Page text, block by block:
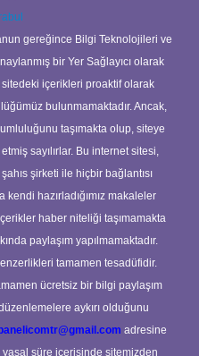
gereğince Bilgi Teknolojileri ve
bir Yer Sağlayıcı olarak
içerikleri proaktif olarak
bulunmamaktadır. Ancak,
taşımakta olup, siteye
sayılırlar. Bu internet sitesi,
şirketi ile hiçbir bağlantısı
kendi hazırladığımız makaleler
haber niteliği taşımamakta
paylaşım yapılmamaktadır.
tamamen tesadüfidir.
ücretsiz bir bilgi paylaşım
aykırı olduğunu
adresine
süre içerisinde sitemizden